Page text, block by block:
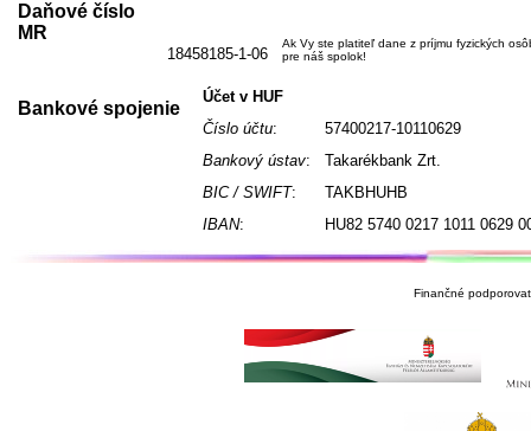
Daňové číslo
MR
18458185-1-06
Ak Vy ste platiteľ dane z príjmu fyzických
pre náš spolok!
Bankové spojenie
Účet v HUF
Číslo účtu:
57400217-10110629
Bankový ústav:
Takarékbank Zrt.
BIC / SWIFT:
TAKBHUHB
IBAN: HU82 5740 0217 1011 0629
Finančné